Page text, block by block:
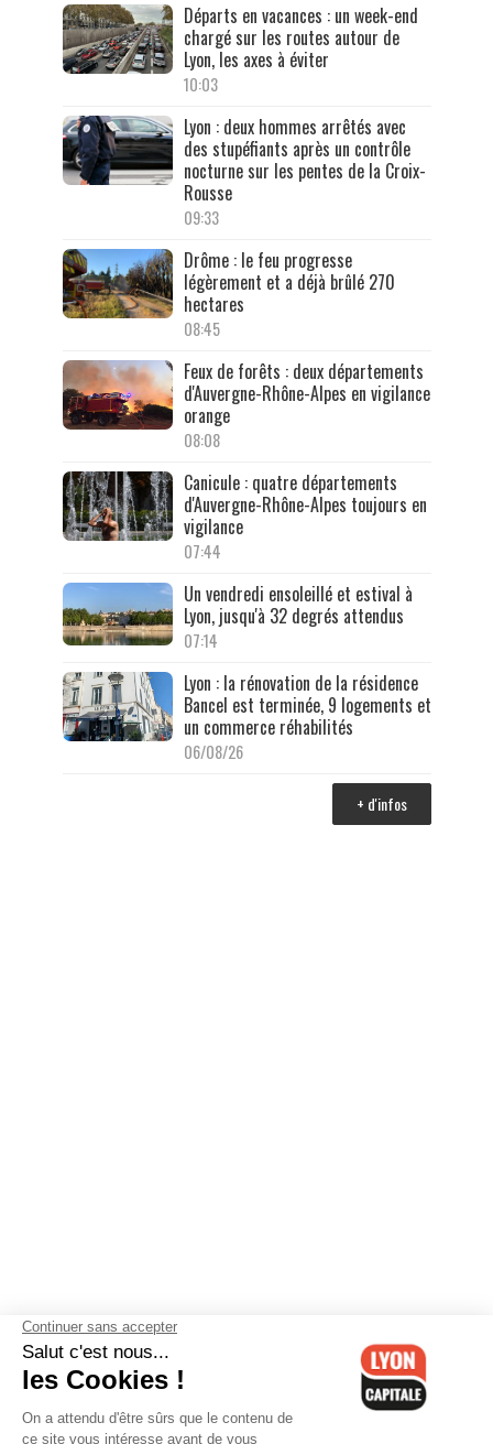
Départs en vacances : un week-end
chargé sur les routes autour de
Lyon, les axes à éviter
10:03
Lyon : deux hommes arrêtés avec
des stupéfiants après un contrôle
nocturne sur les pentes de la Croix-
Rousse
09:33
Drôme : le feu progresse
légèrement et a déjà brûlé 270
hectares
08:45
Feux de forêts : deux départements
d'Auvergne-Rhône-Alpes en vigilance
orange
08:08
Canicule : quatre départements
d'Auvergne-Rhône-Alpes toujours en
vigilance
07:44
Un vendredi ensoleillé et estival à
Lyon, jusqu'à 32 degrés attendus
07:14
Lyon : la rénovation de la résidence
Bancel est terminée, 9 logements et
un commerce réhabilités
06/08/26
+ d'infos